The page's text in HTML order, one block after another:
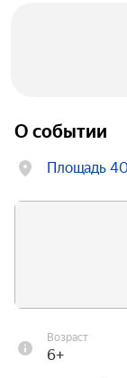
О событии
Площадь
Возраст
6+